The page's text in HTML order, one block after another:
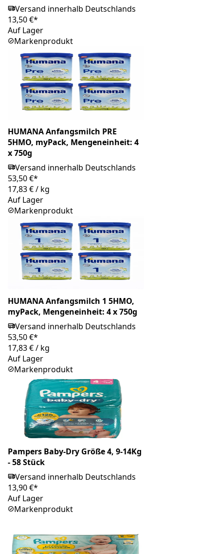
Versand innerhalb Deutschlands
13,50 €*
Auf Lager
Markenprodukt
HUMANA Anfangsmilch PRE
5HMO, myPack, Mengeneinheit: 4
x 750g
Versand innerhalb Deutschlands
53,50 €*
17,83 €/ kg
Auf Lager
Markenprodukt
HUMANA Anfangsmilch 1 5HMO,
myPack, Mengeneinheit: 4 x 750g
Versand innerhalb Deutschlands
53,50 €*
17,83 €/ kg
Auf Lager
Markenprodukt
Pampers Baby-Dry Größe 4, 9-14Kg
- 58 Stück
Versand innerhalb Deutschlands
13,90 €*
Auf Lager
Markenprodukt